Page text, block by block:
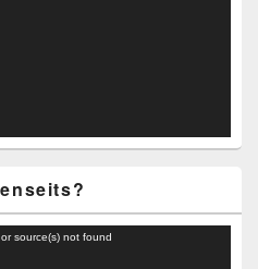
source(s) not found